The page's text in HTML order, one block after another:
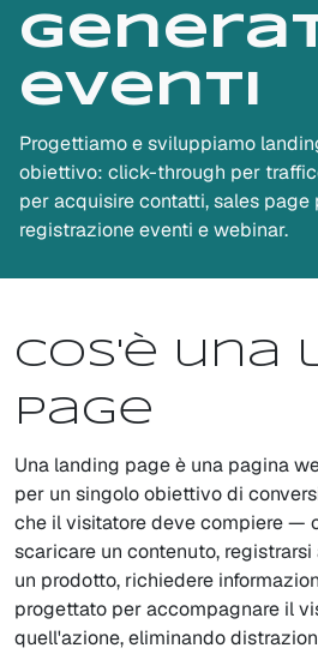
eventi
Progettiamo e sviluppiamo
obiettivo: click-through per
per acquisire contatti, sales
registrazione eventi e webinar.
Cos'è una
page
Una landing page è una pagina
per un singolo obiettivo di
che il visitatore deve compiere —
scaricare un contenuto,
un prodotto, richiedere
progettato per accompagnare il
quell'azione, eliminando